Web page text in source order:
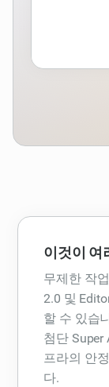
이것이 여
무제한 작
2.0 및
할 수 있습
첨단 Super
프라의 안
다.